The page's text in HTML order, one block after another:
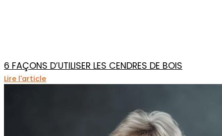
6 FAÇONS D’UTILISER LES CENDRES DE BOIS
Lire l'article